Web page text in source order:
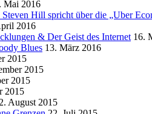
Mai 2016
Hill spricht über die „Uber
2016
& Der Geist des Internet 16.
Blues 13. März 2016
2015
2015
2015
2015
2. August 2015